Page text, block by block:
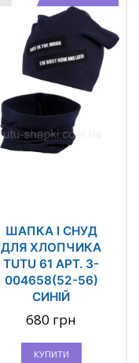
ШАПКА І СНУД
ДЛЯ ХЛОПЧИКА
TUTU 61 АРТ. 3-
004658(52-56)
СИНІЙ
680 грн
КУПИТИ